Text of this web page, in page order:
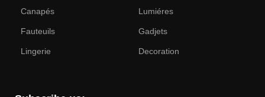
Canapés
Fauteuils
Lingerie
Lumiéres
Gadjets
Decoration